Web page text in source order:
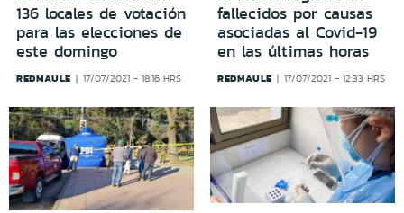
136 locales de votación
para las elecciones de
este domingo
REDMAULE 17/07/2021 - 18:16 HRS
fallecidos por causas
asociadas al Covid-19
en las últimas horas
REDMAULE 17/07/2021 - 12:33 HRS